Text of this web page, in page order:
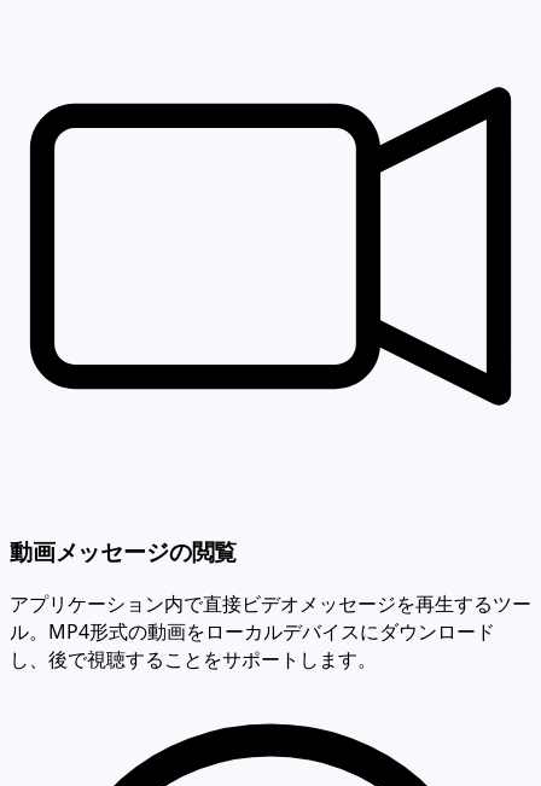
動画メッセージの閲覧
アプリケーション内で直接ビデオメッセージを再生するツー
ル。MP4形式の動画をローカルデバイスにダウンロード
し、後で視聴することをサポートします。